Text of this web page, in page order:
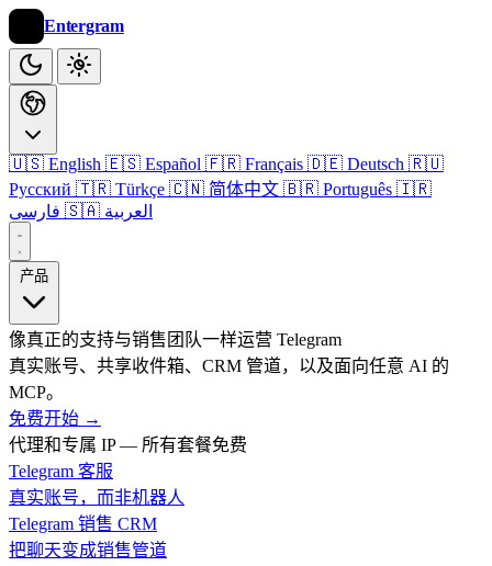
Entergram
🇺🇸 English 🇪🇸 Español 🇫🇷 Français 🇩🇪 Deutsch 🇷🇺
Русский 🇹🇷 Türkçe 🇨🇳 简体中文 🇧🇷 Português 🇮🇷
🇸🇦 العربية
产品
像真正的支持与销售团队一样运营 Telegram
真实账号、共享收件箱、CRM 管道，以及面向任意 AI 的
MCP。
免费开始 →
代理和专属 IP — 所有套餐免费
Telegram 客服
真实账号，而非机器人
Telegram 销售 CRM
把聊天变成销售管道